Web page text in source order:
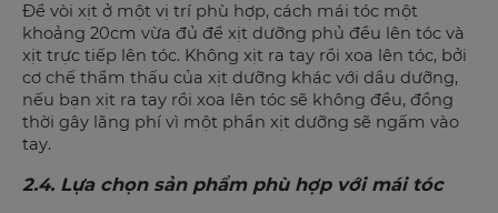
Để vòi xịt ở một vị trí phù hợp, cách mái tóc một
khoảng 20cm vừa đủ để xịt dưỡng phủ đều lên tóc và
xịt trực tiếp lên tóc. Không xịt ra tay rồi xoa lên tóc, bởi
cơ chế thẩm thấu của xịt dưỡng khác với dầu dưỡng,
nếu bạn xịt ra tay rồi xoa lên tóc sẽ không đều, đồng
thời gây lãng phí vì một phần xịt dưỡng sẽ ngấm vào
tay.
2.4. Lựa chọn sản phẩm phù hợp với mái tóc